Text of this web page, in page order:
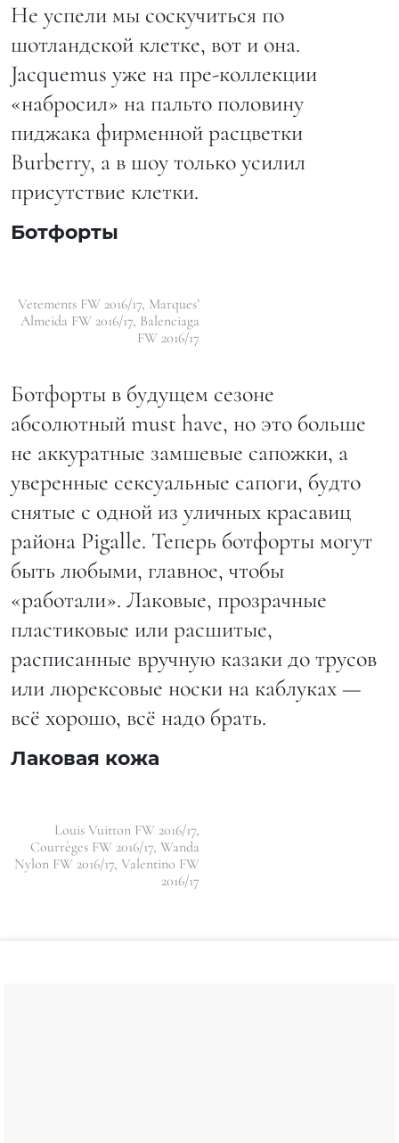
Не успели мы соскучиться по
шотландской клетке, вот и она.
Jacquemus уже на пре-коллекции
«набросил» на пальто половину
пиджака фирменной расцветки
Burberry, а в шоу только усилил
присутствие клетки.
Ботфорты
Vetements FW 2016/17, Marques’
Almeida FW 2016/17, Balenciaga
FW 2016/17
Ботфорты в будущем сезоне
абсолютный must have, но это больше
не аккуратные замшевые сапожки, а
уверенные сексуальные сапоги, будто
снятые с одной из уличных красавиц
района Pigalle. Теперь ботфорты могут
быть любыми, главное, чтобы
«работали». Лаковые, прозрачные
пластиковые или расшитые,
расписанные вручную казаки до трусов
или люрексовые носки на каблуках —
всё хорошо, всё надо брать.
Лаковая кожа
Louis Vuitton FW 2016/17,
Courrèges FW 2016/17, Wanda
Nylon FW 2016/17, Valentino FW
2016/17